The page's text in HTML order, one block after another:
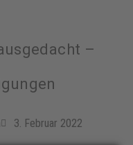
–
3. Februar 2022